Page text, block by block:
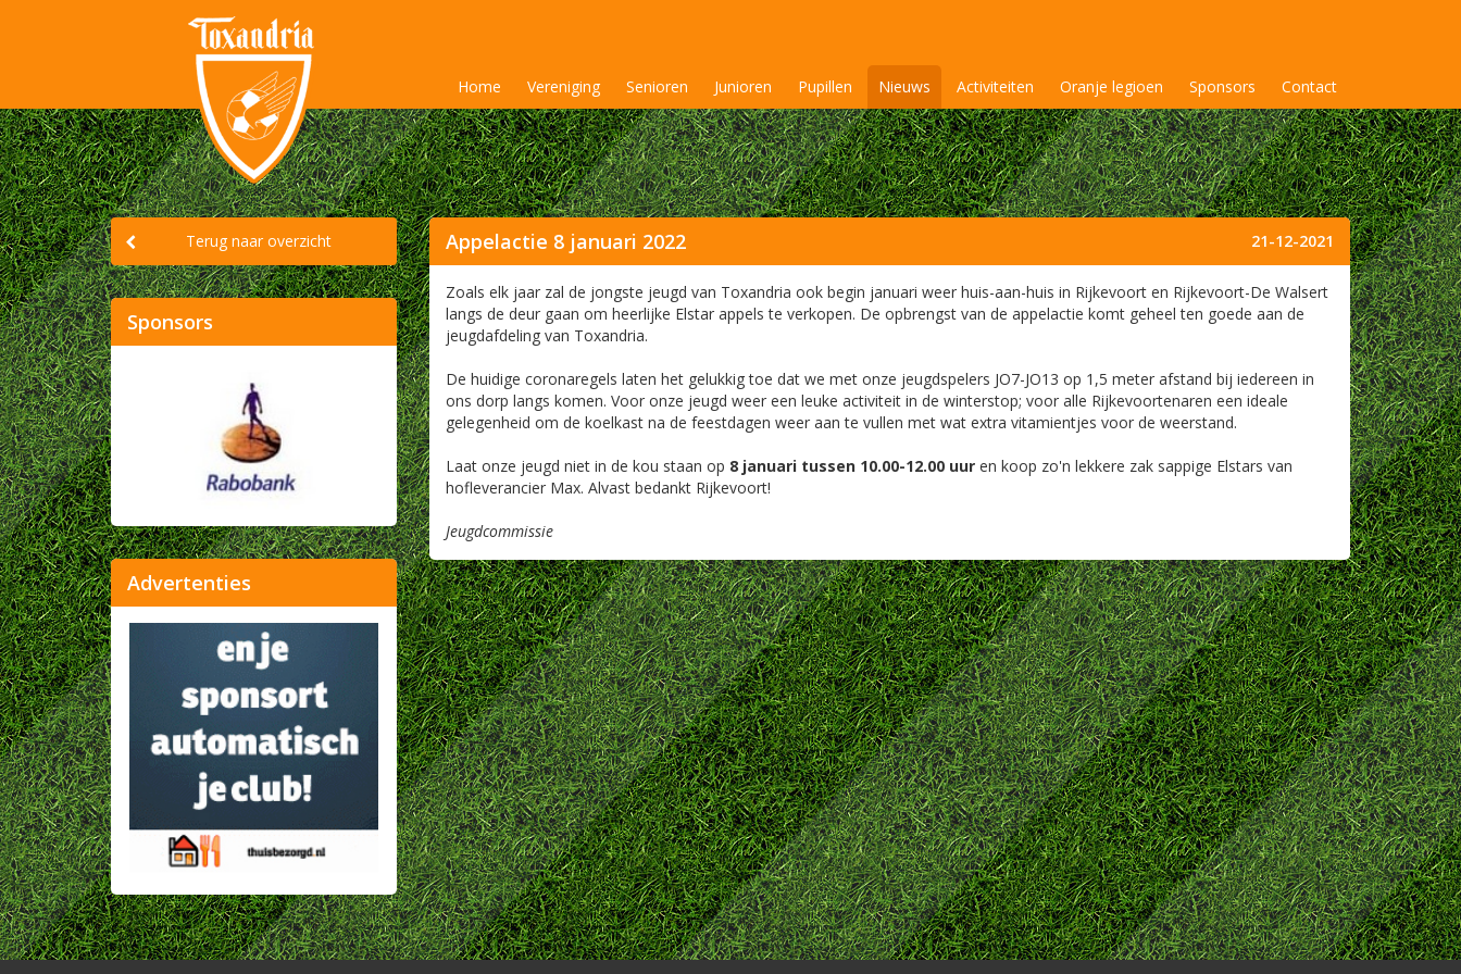
Home Vereniging Senioren Junioren Pupillen Nieuws Activiteiten Oranje legioen Sponsors Contact
Appelactie 8 januari 2022 21-12-2021
Zoals elk jaar zal de jongste jeugd van Toxandria ook begin januari weer huis-aan-huis in Rijkevoort en Rijkevoort-De Walsert
langs de deur gaan om heerlijke Elstar appels te verkopen. De opbrengst van de appelactie komt geheel ten goede aan de
jeugdafdeling van Toxandria.
De huidige coronaregels laten het gelukkig toe dat we met onze jeugdspelers JO7-JO13 op 1,5 meter afstand bij iedereen in
ons dorp langs komen. Voor onze jeugd weer een leuke activiteit in de winterstop; voor alle Rijkevoortenaren een ideale
gelegenheid om de koelkast na de feestdagen weer aan te vullen met wat extra vitamientjes voor de weerstand.
Laat onze jeugd niet in de kou staan op 8 januari tussen 10.00-12.00 uuren koop zo'n lekkere zak sappige Elstars van
hofleverancier Max. Alvast bedankt Rijkevoort!
Jeugdcommissie
Terug naar overzicht
Sponsors
Advertenties